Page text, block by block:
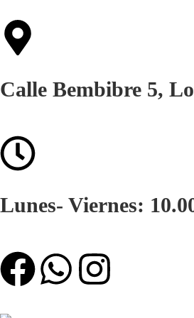
Calle Bembibre 5,
Lunes- Viernes: